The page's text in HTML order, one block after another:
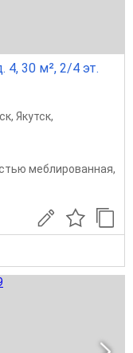
4, 30 м², 2/4 эт.
, Якутск,
меблированная,